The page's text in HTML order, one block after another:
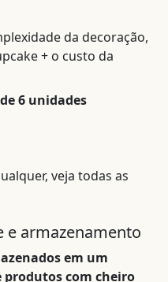
da decoração,
+ o custo da
6 unidades
veja todas as
e armazenamento
em um
produtos com cheiro